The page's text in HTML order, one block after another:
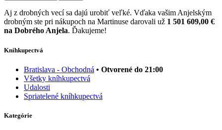
Aj z drobných vecí sa dajú urobiť veľké. Vďaka vašim Anjelským
drobným ste pri nákupoch na Martinuse darovali už 1 501 609,00 €
na Dobrého Anjela. Ďakujeme!
Kníhkupectvá
Bratislava - Obchodná • Otvorené do 21:00
Všetky kníhkupectvá
Udalosti
Spriatelené kníhkupectvá
Kategórie